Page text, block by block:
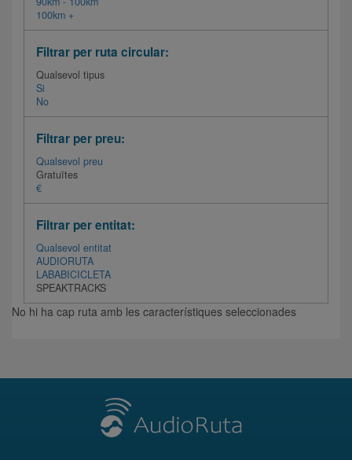
100km +
Filtrar per ruta circular:
Qualsevol tipus
Si
No
Filtrar per preu:
Qualsevol preu
Gratuïtes
€
Filtrar per entitat:
Qualsevol entitat
AUDIORUTA
LABABICICLETA
SPEAKTRACKS
No hi ha cap ruta amb les característiques seleccionades